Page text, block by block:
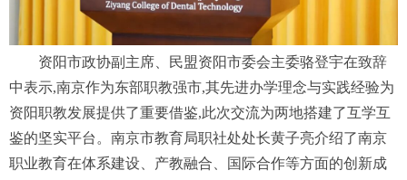
资阳市政协副主席、民盟资阳市委会主委骆登宇在致辞
中表示,南京作为东部职教强市,其先进办学理念与实践经验为
资阳职教发展提供了重要借鉴,此次交流为两地搭建了互学互
鉴的坚实平台。南京市教育局职社处处长黄子亮介绍了南京
职业教育在体系建设、产教融合、国际合作等方面的创新成